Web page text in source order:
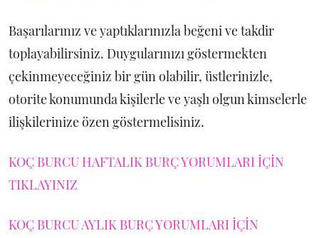
Başarılarınız ve yaptıklarınızla beğeni ve takdir
toplayabilirsiniz. Duygularınızı göstermekten
çekinmeyeceğiniz bir gün olabilir, üstlerinizle,
otorite konumunda kişilerle ve yaşlı olgun kimselerle
ilişkilerinize özen göstermelisiniz.
KOÇ BURCU HAFTALIK BURÇ YORUMLARI İÇİN
TIKLAYINIZ
KOÇ BURCU AYLIK BURÇ YORUMLARI İÇİN